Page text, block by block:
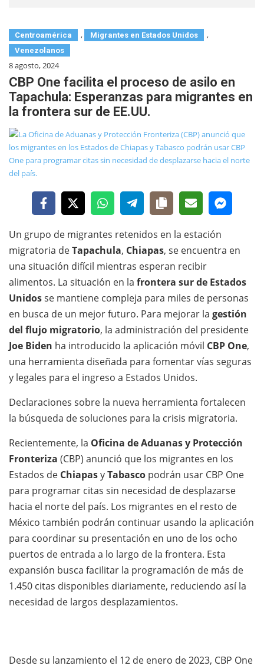
Centroamérica , Migrantes en Estados Unidos ,
Venezolanos
8 agosto, 2024
CBP One facilita el proceso de asilo en
Tapachula: Esperanzas para migrantes en
la frontera sur de EE.UU.
Un grupo de migrantes retenidos en la estación
migratoria deTapachula, Chiapas, se encuentra en
una situación difícil mientras esperan recibir
alimentos. La situación en la frontera sur de Estados
Unidosse mantiene compleja para miles de personas
en busca de un mejor futuro. Para mejorar la gestión
del flujo migratorio, la administración del presidente
Joe Biden ha introducido la aplicación móvil CBP One,
una herramienta diseñada para fomentar vías seguras
y legales para el ingreso a Estados Unidos.
Declaraciones sobre la nueva herramienta fortalecen
la búsqueda de soluciones para la crisis migratoria.
Recientemente, la Oficina de Aduanas y Protección
Fronteriza (CBP) anunció que los migrantes en los
Estados de ChiapasyTabasco podrán usar CBP One
para programar citas sin necesidad de desplazarse
hacia el norte del país. Los migrantes en el resto de
México también podrán continuar usando la aplicación
para coordinar su presentación en uno de los ocho
puertos de entrada a lo largo de la frontera. Esta
expansión busca facilitar la programación de más de
1.450 citas disponibles diariamente, reduciendo así la
necesidad de largos desplazamientos.
Desde su lanzamiento el 12 de enero de 2023, CBP One